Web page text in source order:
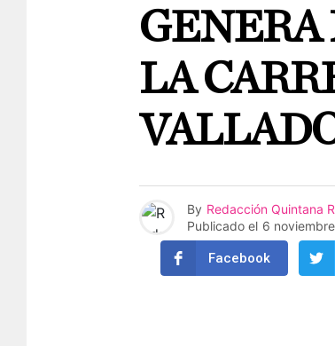
LA
By Redacción Quintana
Publicado el 6
Facebook